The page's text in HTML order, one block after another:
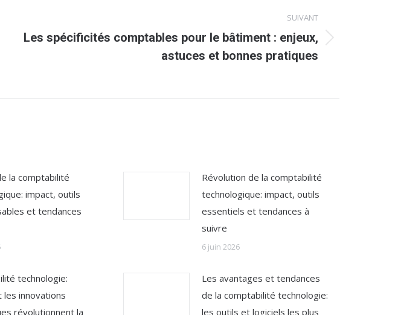
SUIVANT
Article
Les spécificités comptables pour le bâtiment : enjeux,
astuces et bonnes pratiques
la comptabilité
impact, outils
et tendances
Révolution de la comptabilité
technologique: impact, outils
essentiels et tendances à
suivre
6 juin 2026
technologie:
les innovations
révolutionnent la
Les avantages et tendances
de la comptabilité technologie:
les outils et logiciels les plus